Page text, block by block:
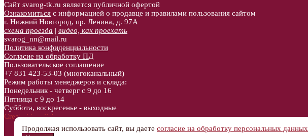
Сайт svarog-tk.ru является публичной офертой
Ознакомиться с информацией о продавце и правилами пользования сайтом
г. Нижний Новгород, пр. Ленина, д. 97А
схема проезда | видео, как проехать
svarog_nn@mail.ru
Политика конфиденциальности
Согласие на обработку ПД
Пользовательское соглашение
+7 831 423-53-03 (многоканальный)
Режим работы менеджеров и склада:
Понедельник - четверг с 9 до 16
Пятница с 9 до 14
Суббота, воскресенье - выходные
Created by aljebro.com
Продолжая использовать сайт, вы даете согласие на обработку персональных данных